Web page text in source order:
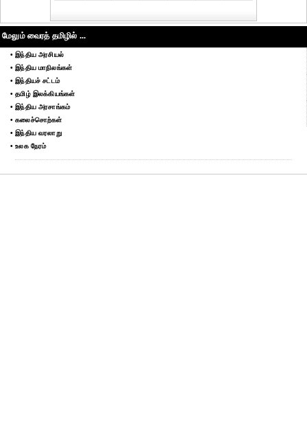
மேலும் வைரத் தமிழில் ...
• இந்திய அரசியல்
• இந்திய மாநிலங்கள்
• இந்தியச் சட்டம்
• தமிழ் இலக்கியங்கள்
• இந்திய அரசாங்கம்
• கலைச்சொற்கள்
• இந்திய வரலாறு
• உலக நேரம்